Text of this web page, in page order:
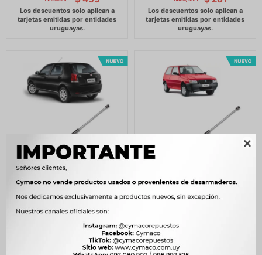

AMORTIGUADOR BAUL -
PORTON TRAS. PALIO -
$330 $ 338
281
AMORTIGUADOR BAUL -
PORTON TRAS UNO -